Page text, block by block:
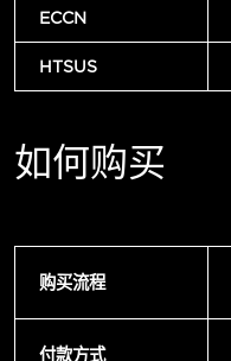
ECCN
HTSUS
如何购买
购买流程
付款方式